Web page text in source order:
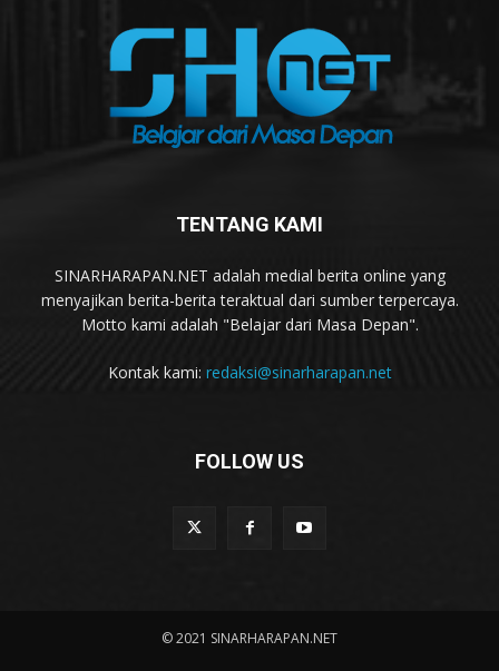
TENTANG KAMI
SINARHARAPAN.NET adalah medial berita online yang
menyajikan berita-berita teraktual dari sumber terpercaya.
Motto kami adalah "Belajar dari Masa Depan".
Kontak kami: redaksi@sinarharapan.net
FOLLOW US
© 2021 SINARHARAPAN.NET